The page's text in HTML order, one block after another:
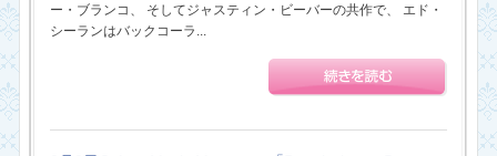
ー・ブランコ、 そしてジャスティン・ビーバーの共作で、 エド・
シーランはバックコーラ...